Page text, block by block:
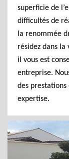
superficie de
difficultés de
la renommée
résidez dans la
il vous est
entreprise.
des
expertise.